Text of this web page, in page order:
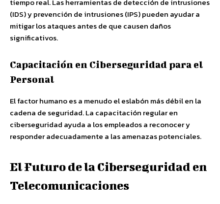
(IDS) y prevención de intrusiones (IPS) pueden ayudar a
mitigar los ataques antes de que causen daños
significativos.
Capacitación en Ciberseguridad para el
Personal
El factor humano es a menudo el eslabón más débil en la
cadena de seguridad. La capacitación regular en
ciberseguridad ayuda a los empleados a reconocer y
responder adecuadamente a las amenazas potenciales.
El Futuro de la Ciberseguridad en
Telecomunicaciones